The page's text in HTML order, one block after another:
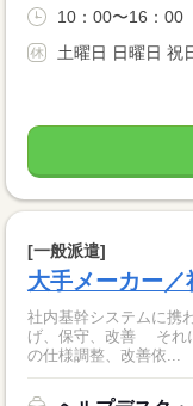
10：00〜16：00
土曜日 日曜日 祝
[一般派遣]
大手メーカー
社内基幹システムに携われる社内SE★
げ、保守、改善 それ
の仕様調整、改善依...